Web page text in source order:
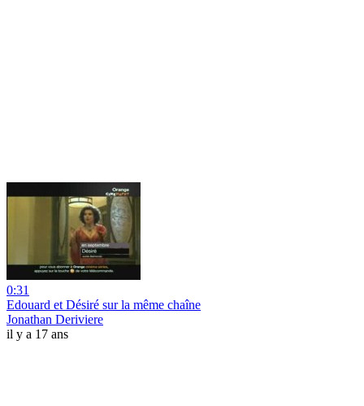
0:31
Edouard et Désiré sur la même chaîne
Jonathan Deriviere
il y a 17 ans